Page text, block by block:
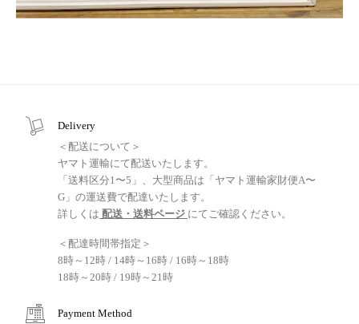
Delivery
＜配送について＞
ヤマト運輸にて配送いたします。
「送料区分1〜5」、大型商品は「ヤマト運輸家財便A〜
G」の運送費で配達いたします。
詳しくは 配送・送料ページ にてご確認ください。
＜配達時間帯指定＞
8時～12時 / 14時～16時 / 16時～18時
18時～20時 / 19時～21時
Payment Method